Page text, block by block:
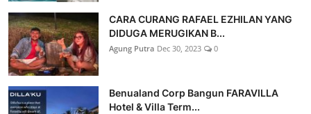
CARA CURANG RAFAEL EZHILAN YANG
DIDUGA MERUGIKAN B...
Agung Putra Dec 30, 2023 0
Benualand Corp Bangun FARAVILLA
Hotel & Villa Term...